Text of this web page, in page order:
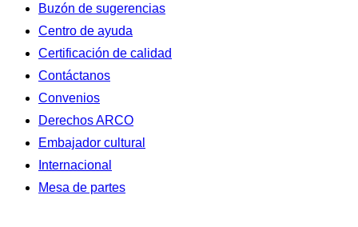
Buzón de sugerencias
Centro de ayuda
Certificación de calidad
Contáctanos
Convenios
Derechos ARCO
Embajador cultural
Internacional
Mesa de partes